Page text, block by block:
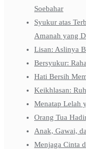
Soebahar
Syukur atas
Amanah yang
Lisan: Aslinya
Bersyukur:
Hati Bersih
Keikhlasan:
Menatap Lelah
Orang Tua
Anak, Gawai,
Menjaga Cinta